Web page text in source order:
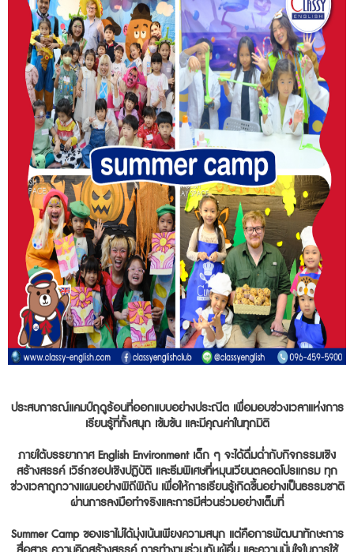
ประสบการณ์แคมป์ฤดูร้อนที่ออกแบบอย่างประณีต เพื่อมอบช่วงเวลาแห่งการ
เรียนรู้ที่ทั้งสนุก เข้มข้น และมีคุณค่าในทุกมิติ
ภายใต้บรรยากาศ English Environment เด็ก ๆ จะได้ดื่มด่ำกับกิจกรรมเชิง
สร้างสรรค์ เวิร์กชอปเชิงปฏิบัติ และธีมพิเศษที่หมุนเวียนตลอดโปรแกรม ทุก
ช่วงเวลาถูกวางแผนอย่างพิถีพิถัน เพื่อให้การเรียนรู้เกิดขึ้นอย่างเป็นธรรมชาติ
ผ่านการลงมือทำจริงและการมีส่วนร่วมอย่างเต็มที่
Summer Camp ของเราไม่ได้มุ่งเน้นเพียงความสนุก แต่คือการพัฒนาทักษะการ